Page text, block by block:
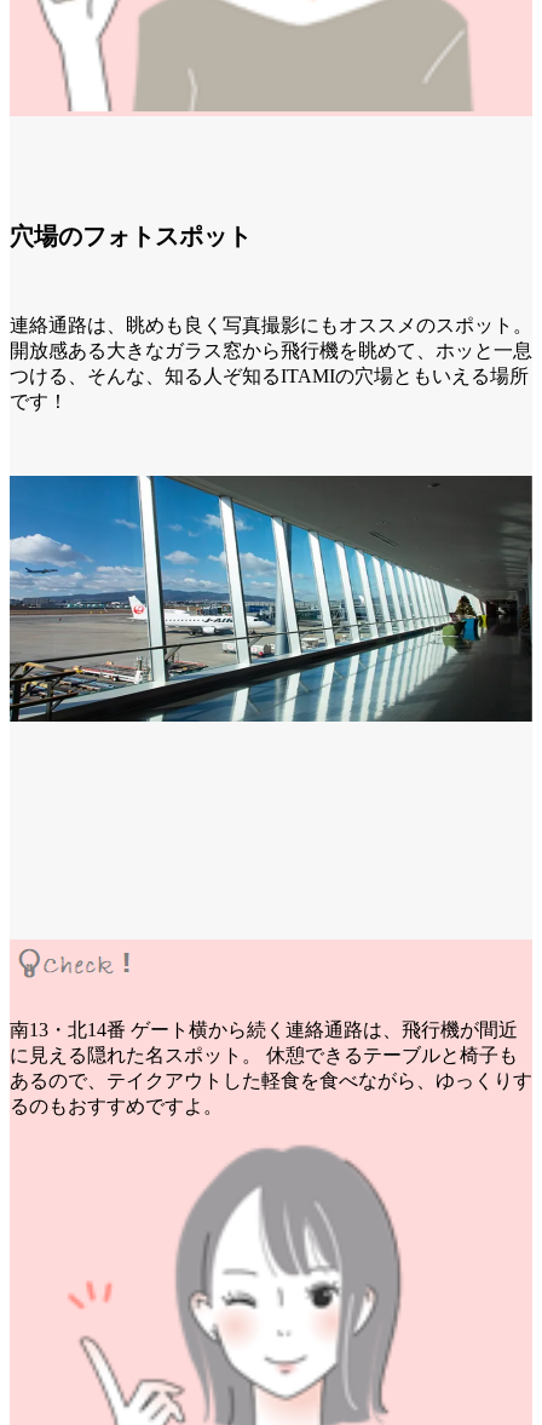
穴場のフォトスポット
連絡通路は、眺めも良く写真撮影にもオススメのスポット。
開放感ある大きなガラス窓から飛行機を眺めて、ホッと一息
つける、そんな、知る人ぞ知るITAMIの穴場ともいえる場所
です！
南13・北14番 ゲート横から続く連絡通路は、飛行機が間近
に見える隠れた名スポット。 休憩できるテーブルと椅子も
あるので、テイクアウトした軽食を食べながら、ゆっくりす
るのもおすすめですよ。